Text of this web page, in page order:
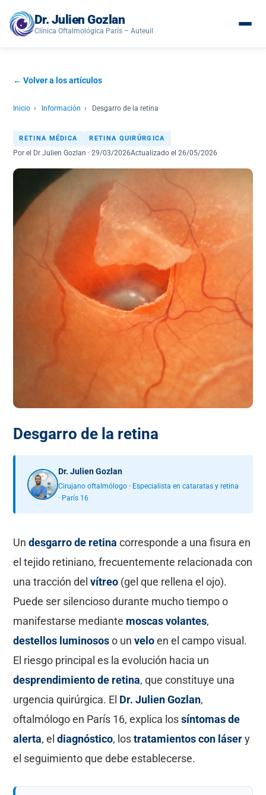
Dr. Julien Gozlan
Clínica Oftalmológica París – Auteuil
← Volver a los artículos
Inicio › Información › Desgarro de la retina
RETINA MÉDICA RETINA QUIRÚRGICA
Por el Dr Julien Gozlan · 29/03/2026Actualizado el 26/05/2026
Desgarro de la retina
Dr. Julien Gozlan
Cirujano oftalmólogo · Especialista en cataratas y retina
· París 16
Undesgarro de retina corresponde a una fisura en
el tejido retiniano, frecuentemente relacionada con
una tracción delvítreo (gel que rellena el ojo).
Puede ser silencioso durante mucho tiempo o
manifestarse mediante moscas volantes,
destellos luminososo unveloen el campo visual.
El riesgo principal es la evolución hacia un
desprendimiento de retina, que constituye una
urgencia quirúrgica. El Dr. Julien Gozlan,
oftalmólogo en París 16, explica lossíntomas de
alerta, eldiagnóstico, lostratamientos con lásery
el seguimiento que debe establecerse.